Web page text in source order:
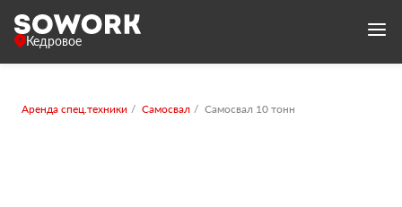
Кедровое
Аренда спец.техники Самосвал Самосвал 10 тонн